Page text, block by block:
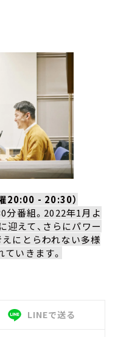
20:00 - 20:30）
分番組。2022年1月よ
えて、さらにパワー
えにとらわれない多様
いきます。
LINEで送る